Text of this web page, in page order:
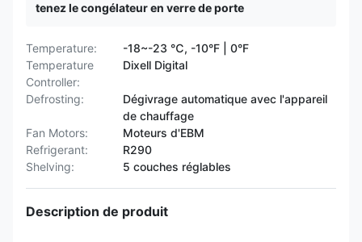
tenez le congélateur en verre de porte
Temperature:
-18~-23 ℃, -10°F | 0°F
Temperature
Controller:
Dixell Digital
Defrosting:
Dégivrage automatique avec l'appareil
de chauffage
Fan Motors:
Moteurs d'EBM
Refrigerant:
R290
Shelving:
5 couches réglables
Description de produit